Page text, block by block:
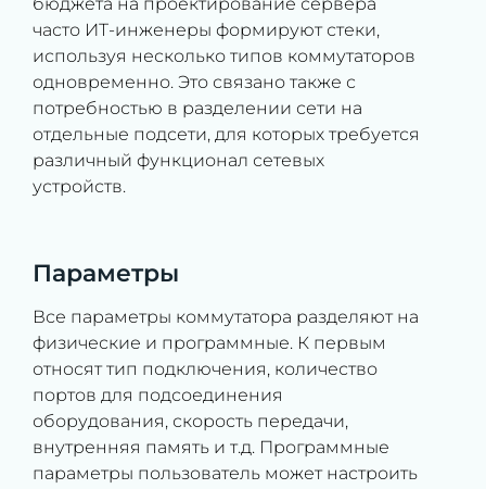
часто ИТ-инженеры формируют стеки,
используя несколько типов коммутаторов
одновременно. Это связано также с
потребностью в разделении сети на
отдельные подсети, для которых требуется
различный функционал сетевых
устройств.
Параметры
Все параметры коммутатора разделяют на
физические и программные. К первым
относят тип подключения, количество
портов для подсоединения
оборудования, скорость передачи,
внутренняя память и т.д. Программные
параметры пользователь может настроить